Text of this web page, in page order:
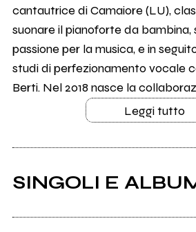
cantautrice di Camaiore (LU),
suonare il pianoforte da bambina,
passione per la musica, e in
studi di perfezionamento vocale
Berti. Nel 2018 nasce la
Leggi tutto
SINGOLI E